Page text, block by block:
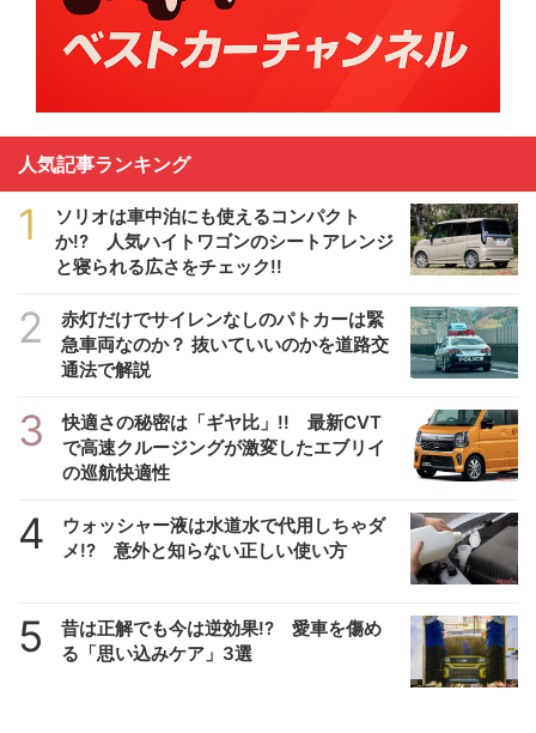
人気記事ランキング
1
ソリオは車中泊にも使えるコンパクト
か!? 人気ハイトワゴンのシートアレンジ
と寝られる広さをチェック!!
2
赤灯だけでサイレンなしのパトカーは緊
急車両なのか？ 抜いていいのかを道路交
通法で解説
3
快適さの秘密は「ギヤ比」!! 最新CVT
で高速クルージングが激変したエブリイ
の巡航快適性
4
ウォッシャー液は水道水で代用しちゃダ
メ!? 意外と知らない正しい使い方
5
昔は正解でも今は逆効果!? 愛車を傷め
る「思い込みケア」3選